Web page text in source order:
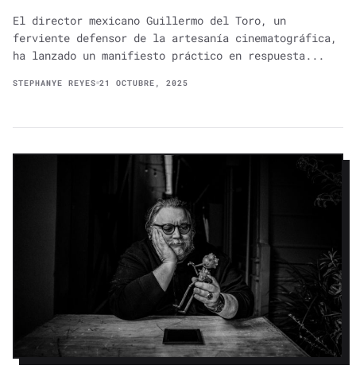
El director mexicano Guillermo del Toro, un
ferviente defensor de la artesanía cinematográfica,
ha lanzado un manifiesto práctico en respuesta...
STEPHANYE REYES 21 OCTUBRE, 2025